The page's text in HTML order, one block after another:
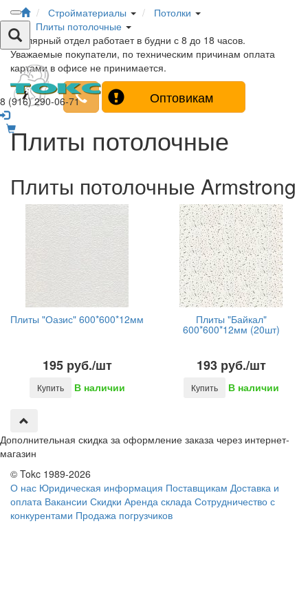
8 (916) 290-06-71
Стройматериалы
Потолки
Плиты потолочные
Столярный отдел работает в будни с 8 до 18 часов.
Уважаемые покупатели, по техническим причинам оплата
картами в офисе не принимается.
Оптовикам
Плиты потолочные
Плиты потолочные Armstrong
Плиты "Оазис" 600*600*12мм
195 руб./шт
Купить В наличии
Плиты "Байкал"
600*600*12мм (20шт)
193 руб./шт
Купить В наличии
Дополнительная скидка за оформление заказа через интернет-
магазин
© Tokc 1989-2026
О нас Юридическая информация Поставщикам Доставка и
оплата Вакансии Скидки Аренда склада Сотрудничество с
конкурентами Продажа погрузчиков